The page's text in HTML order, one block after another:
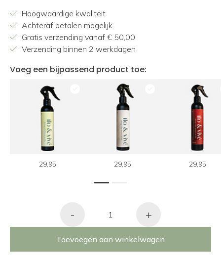
Hoogwaardige kwaliteit
Achteraf betalen mogelijk
Gratis verzending vanaf € 50,00
Verzending binnen 2 werkdagen
Voeg een bijpassend product toe:
29,95 29,95 29,95
1
- +
Toevoegen aan winkelwagen